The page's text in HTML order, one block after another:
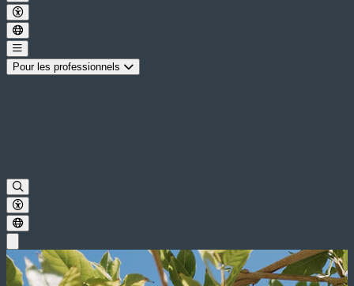
Pour les professionnels